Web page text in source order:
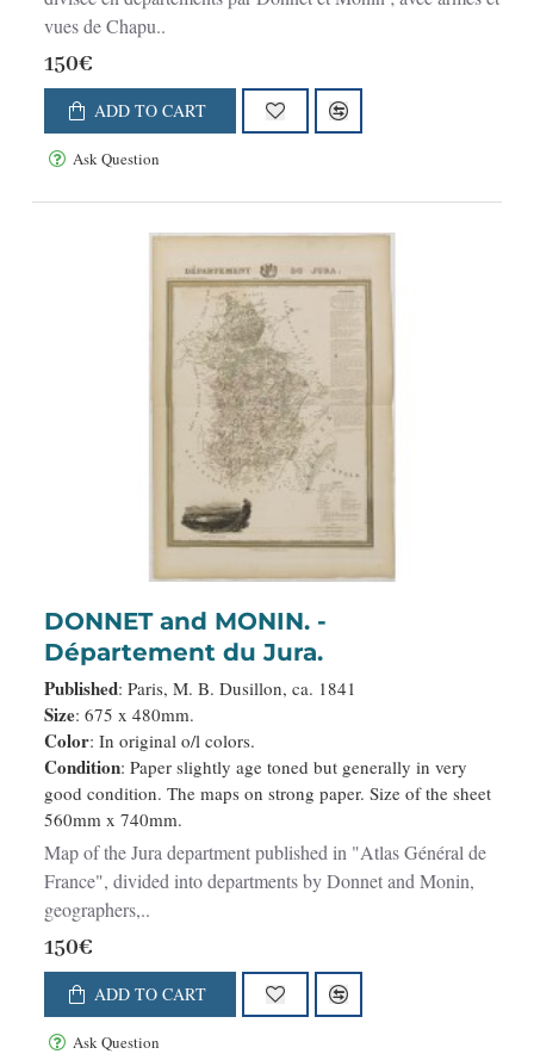
vues de Chapu..
150€
ADD TO CART
Ask Question
DONNET and MONIN. -
Département du Jura.
Published: Paris, M. B. Dusillon, ca. 1841
Size: 675 x 480mm.
Color: In original o/l colors.
Condition: Paper slightly age toned but generally in very
good condition. The maps on strong paper. Size of the sheet
560mm x 740mm.
Map of the Jura department published in "Atlas Général de
France", divided into departments by Donnet and Monin,
geographers,..
150€
ADD TO CART
Ask Question